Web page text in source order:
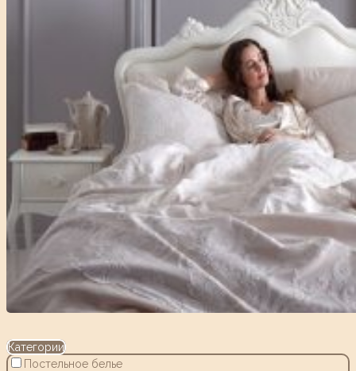
Категории
Постельное белье